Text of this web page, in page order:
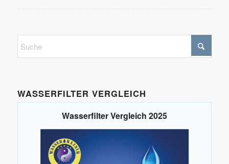
WASSERFILTER VERGLEICH
Wasserfilter Vergleich 2025